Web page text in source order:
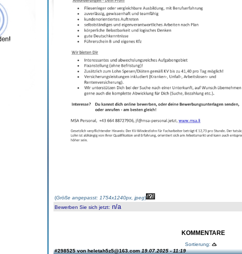
(Größe angepasst: 1754x1240px, jpeg)
Bewerben Sie sich jetzt: n/a
KOMMENTARE
Sortierung:
#298525 von heletah5z5@163.com19.07.2025 - 11:19